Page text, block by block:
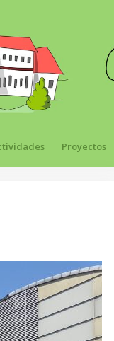
Proyectos